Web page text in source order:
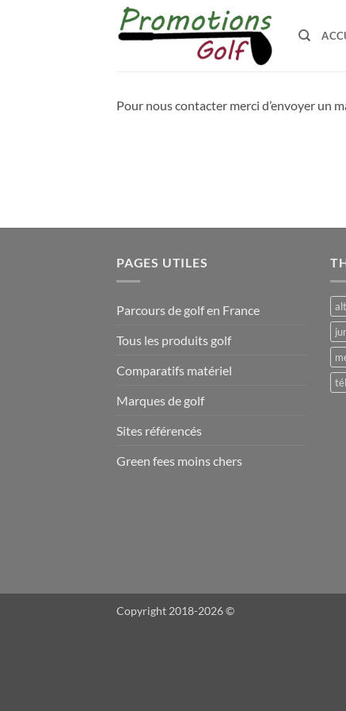
Pour nous contacter merci d’envoyer un
PAGES UTILES
Parcours de golf en France
Tous les produits golf
Comparatifs matériel
Marques de golf
Sites référencés
Green fees moins chers
Copyright 2018-2026 ©